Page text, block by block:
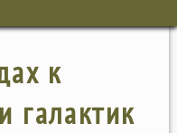
к
галактик